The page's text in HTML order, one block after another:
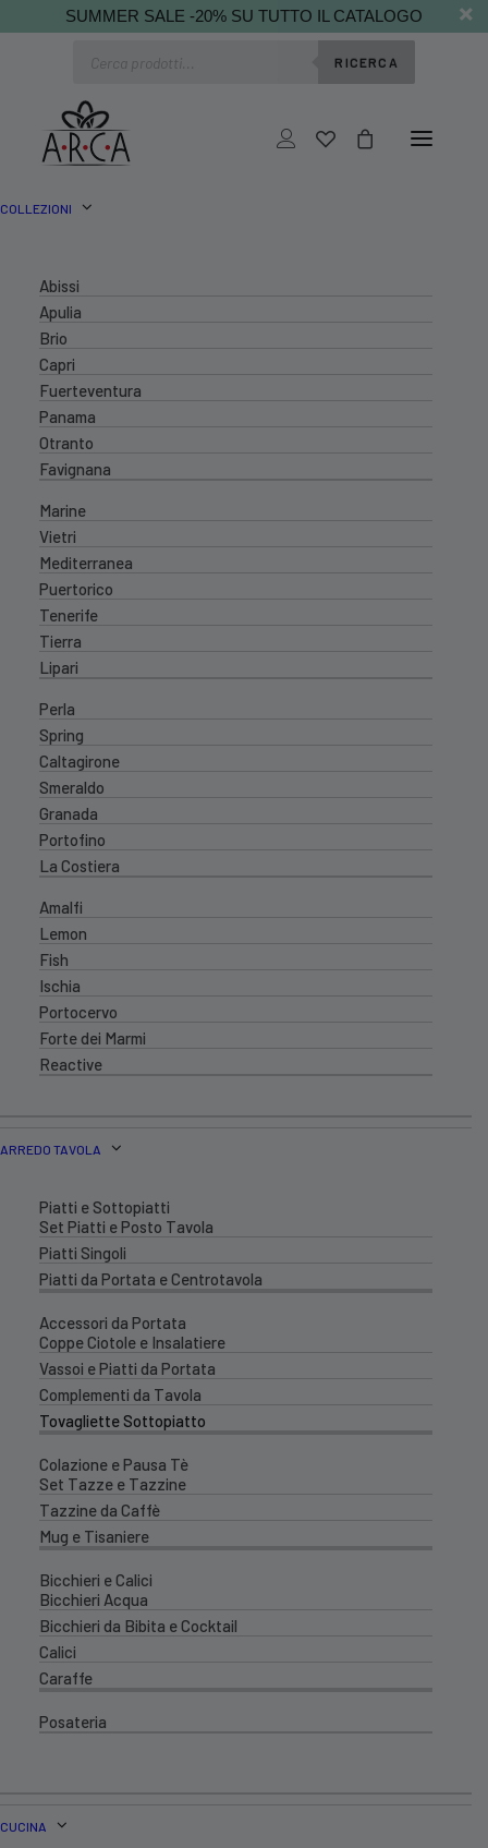
SUMMER SALE -20% SU TUTTO IL CATALOGO
RICERCA
COLLEZIONI
Abissi
Apulia
Brio
Capri
Fuerteventura
Panama
Otranto
Favignana
Marine
Vietri
Mediterranea
Puertorico
Tenerife
Tierra
Lipari
Perla
Spring
Caltagirone
Smeraldo
Granada
Portofino
La Costiera
Amalfi
Lemon
Fish
Ischia
Portocervo
Forte dei Marmi
Reactive
ARREDO TAVOLA
Piatti e Sottopiatti
Set Piatti e Posto Tavola
Piatti Singoli
Piatti da Portata e Centrotavola
Accessori da Portata
Coppe Ciotole e Insalatiere
Vassoi e Piatti da Portata
Complementi da Tavola
Tovagliette Sottopiatto
Colazione e Pausa Tè
Set Tazze e Tazzine
Tazzine da Caffè
Mug e Tisaniere
Bicchieri e Calici
Bicchieri Acqua
Bicchieri da Bibita e Cocktail
Calici
Caraffe
Posateria
CUCINA